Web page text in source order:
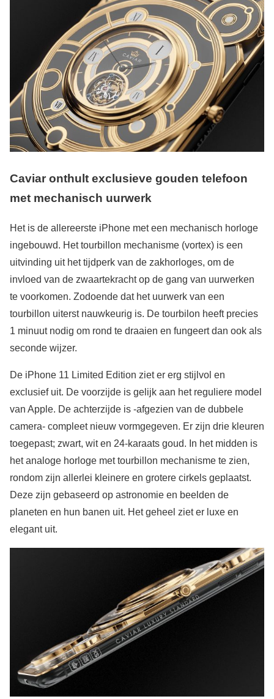
Caviar onthult exclusieve gouden telefoon
met mechanisch uurwerk
Het is de allereerste iPhone met een mechanisch horloge
ingebouwd. Het tourbillon mechanisme (vortex) is een
uitvinding uit het tijdperk van de zakhorloges, om de
invloed van de zwaartekracht op de gang van uurwerken
te voorkomen. Zodoende dat het uurwerk van een
tourbillon uiterst nauwkeurig is. De tourbilon heeft precies
1 minuut nodig om rond te draaien en fungeert dan ook als
seconde wijzer.
De iPhone 11 Limited Edition ziet er erg stijlvol en
exclusief uit. De voorzijde is gelijk aan het reguliere model
van Apple. De achterzijde is -afgezien van de dubbele
camera- compleet nieuw vormgegeven. Er zijn drie kleuren
toegepast; zwart, wit en 24-karaats goud. In het midden is
het analoge horloge met tourbillon mechanisme te zien,
rondom zijn allerlei kleinere en grotere cirkels geplaatst.
Deze zijn gebaseerd op astronomie en beelden de
planeten en hun banen uit. Het geheel ziet er luxe en
elegant uit.